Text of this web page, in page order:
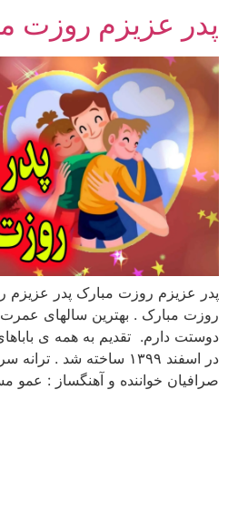
پرش
به
محتوا
پدر عزیزم روزت
پدر عزیزم روزت مبارک پدر عزیزم
روزت مبارک . بهترین سالهای
دوستت دارم. تقدیم به همه ی
در اسفند ۱۳۹۹ ساخته شد .
صرافیان خواننده و آهنگساز : عمو